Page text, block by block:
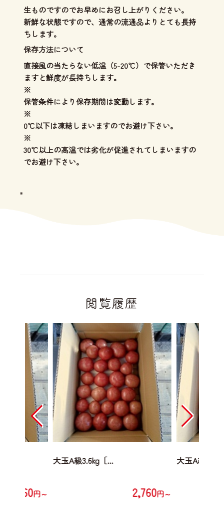
生ものですのでお早めにお召し上がりください。
新鮮な状態ですので、通常の流通品よりとても長持
ちします。
保存方法について
直接風の当たらない低温（5-20℃）で保管いただき
ますと鮮度が長持ちします。
※
保管条件により保存期間は変動します。
※
0℃以下は凍結しまいますのでお避け下さい。
※
30℃以上の高温では劣化が促進されてしまいますの
でお避け下さい。
"
閲覧履歴
2,760円～
大玉A級3.6kg［...
2,760円～
大玉A級